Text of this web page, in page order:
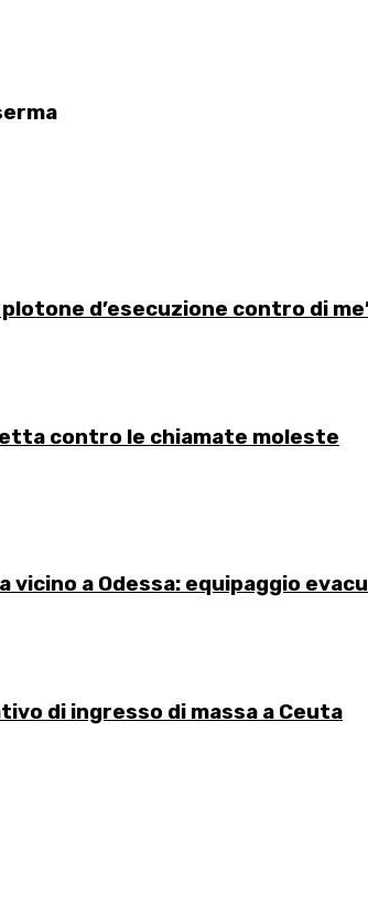
d’esecuzione contro di
contro le chiamate moleste
a Odessa: equipaggio
di ingresso di massa a Ceuta